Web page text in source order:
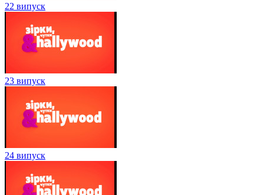
22 випуск
23 випуск
24 випуск